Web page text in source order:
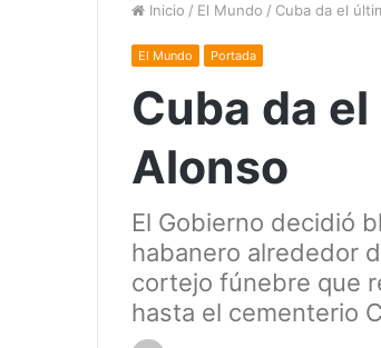
Inicio / El Mundo / Cuba da el
El Mundo Portada
Cuba da
Alonso
El Gobierno decidió
habanero alrededor
cortejo fúnebre que
hasta el cementerio